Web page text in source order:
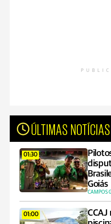
ÚLTIMAS NOTÍCIAS
01:30
Goiás
CAMPOS
01:00
CCAJ